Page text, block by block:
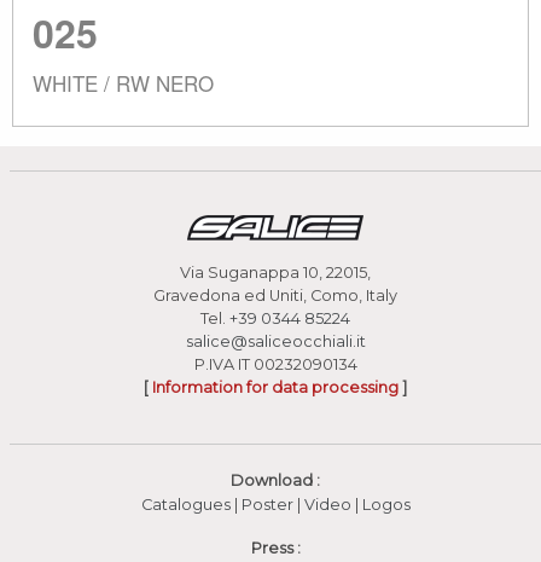
025
WHITE / RW NERO
Via Suganappa 10, 22015,
Gravedona ed Uniti, Como, Italy
Tel. +39 0344 85224
salice@saliceocchiali.it
P.IVA IT 00232090134
[ Information for data processing ]
Download :
Catalogues| Poster| Video (apre in una nuova
Logos
Press :